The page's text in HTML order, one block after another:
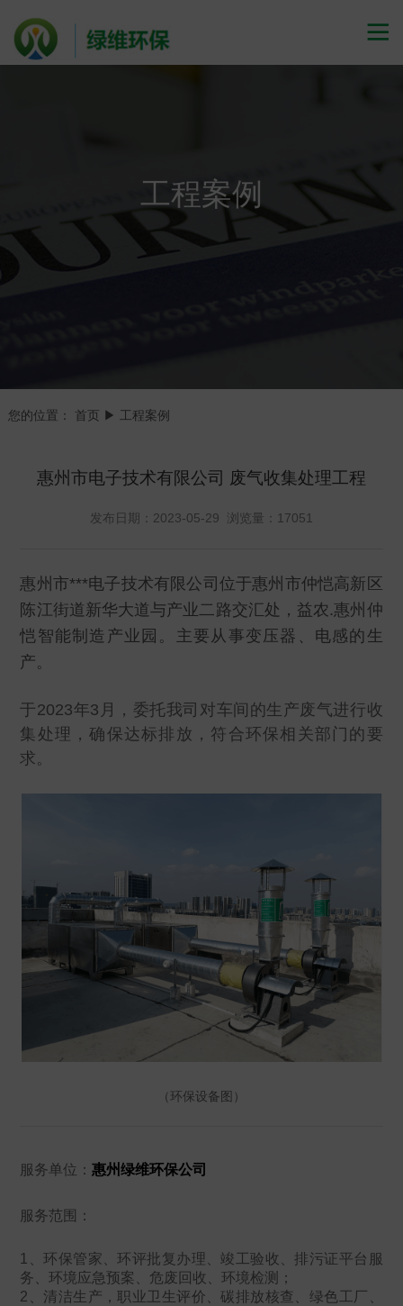

工程案例
您的位置： 首页 ▶ 工程案例
惠州市电子技术有限公司 废气收集处理工程
发布日期：2023-05-29 浏览量：17051
惠州市***电子技术有限公司位于惠州市仲恺高新区
陈江街道新华大道与产业二路交汇处，益农.惠州仲
恺智能制造产业园。主要从事变压器、电感的生
产。
于2023年3月，委托我司对车间的生产废气进行收
集处理，确保达标排放，符合环保相关部门的要
求。
（环保设备图）
服务单位：惠州绿维环保公司
服务范围：
1、环保管家、环评批复办理、 竣工验收、排污证平台服
务、环境应急预案 、危废回收、环境检测；
2、清洁生产，职业卫生评价、碳排放核查、绿色工厂、